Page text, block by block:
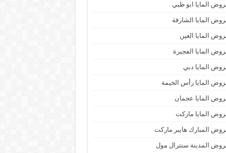
المايا ابو ظبي
المايا الشارقة
المايا العين
المايا الفجيرة
المايا دبي
المايا رأس الخيمة
المايا عجمان
المايا ماركت
المبارك هايبر ماركت
المدينة سنترال مول